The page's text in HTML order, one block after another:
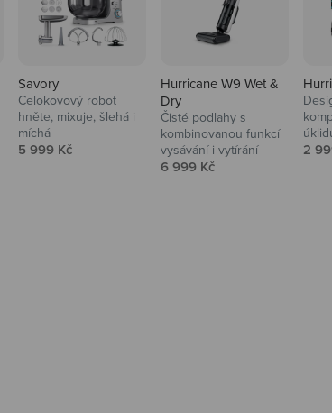
Savory
Celokovový robot
hněte, mixuje, šlehá i
míchá
Prodejní cena
5 999 Kč
Hurricane W9 Wet &
Dry
Čisté podlahy s
kombinovanou funkcí
vysávání i vytírání
Prodejní cena
6 999 Kč
2